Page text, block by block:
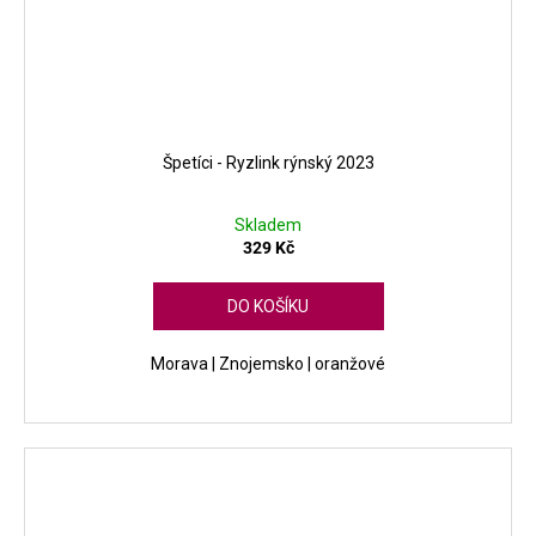
Špetíci - Ryzlink rýnský 2023
Skladem
329 Kč
DO KOŠÍKU
Morava | Znojemsko | oranžové